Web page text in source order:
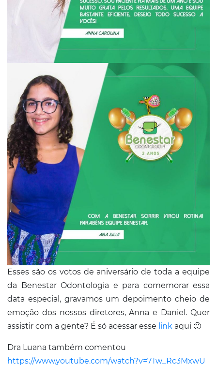
Esses são os votos de aniversário de toda a equipe
da Benestar Odontologia e para comemorar essa
data especial, gravamos um depoimento cheio de
emoção dos nossos diretores, Anna e Daniel. Quer
assistir com a gente? É só acessar esse link aqui 🙂
Dra Luana também comentou
https://www.youtube.com/watch?v=7Tw_Rc3MxwU